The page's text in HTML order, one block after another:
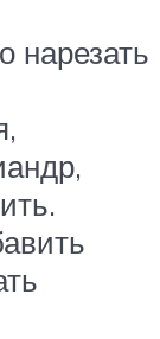
нарезать